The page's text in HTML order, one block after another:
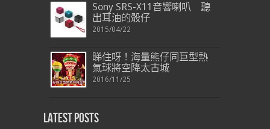
Sony SRS-X11音響喇叭 聽
出耳油的骰仔
2015/04/22
睇住呀！海量熊仔同巨型熱
氣球將空降太古城
2016/11/25
Latest Posts